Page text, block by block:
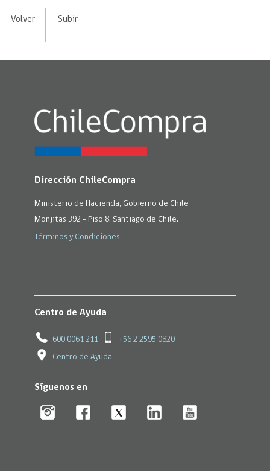
Volver Subir
Dirección ChileCompra
Ministerio de Hacienda, Gobierno de Chile
Monjitas 392 - Piso 8, Santiago de Chile.
Términos y Condiciones
Centro de Ayuda
600 0061 211 +56 2 2595 0820
Centro de Ayuda
Síguenos en